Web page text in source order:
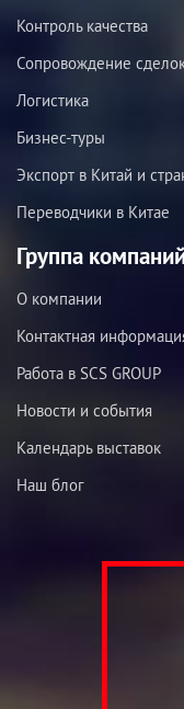
Контроль качества
Сопровождение
Логистика
Бизнес-туры
Экспорт в Китай и
Переводчики в Китае
Группа
О компании
Контактная
Работа в SCS GROUP
Новости и события
Календарь выставок
Наш блог